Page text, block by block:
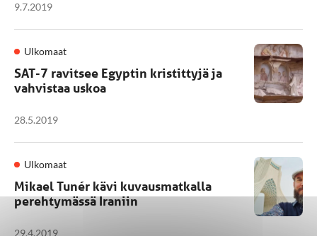
9.7.2019
Ulkomaat
SAT-7 ravitsee Egyptin kristittyjä ja
vahvistaa uskoa
28.5.2019
Ulkomaat
Mikael Tunér kävi kuvausmatkalla
perehtymässä Iraniin
29.4.2019